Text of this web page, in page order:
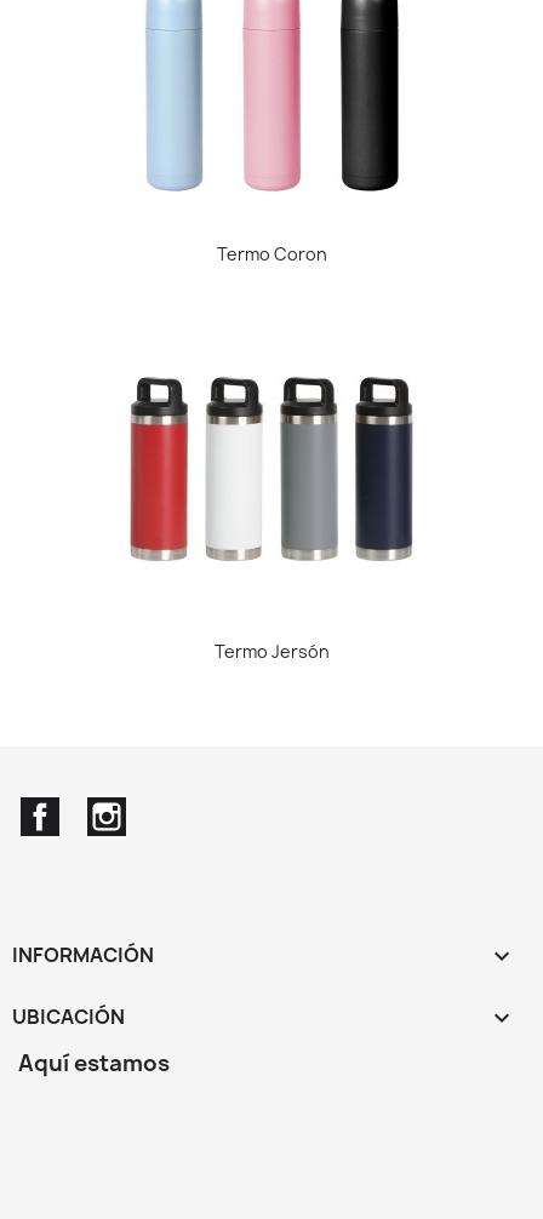
Termo Coron
Termo Jersón
Facebook
INFORMACIÓN 
UBICACIÓN keyboard_arrow_down
Aquí estamos